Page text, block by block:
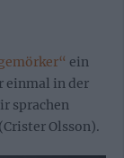
ein
einmal in der
sprachen
Olsson).